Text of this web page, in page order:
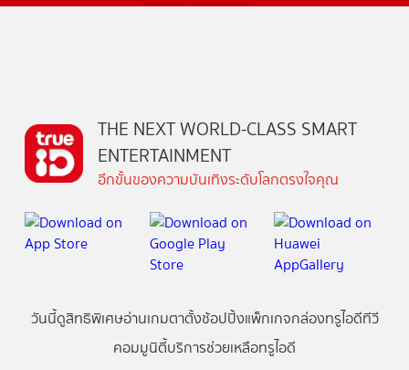
THE NEXT WORLD-CLASS SMART
ENTERTAINMENT
อีกขั้นของความบันเทิงระดับโลกตรงใจคุณ
วันนี้ดูสิทธิพิเศษอ่านเกมตาตั้งช้อปปิ้งแพ็กเกจกล่องทรูไอดีทีวี
คอมมูนิตี้บริการช่วยเหลือทรูไอดี